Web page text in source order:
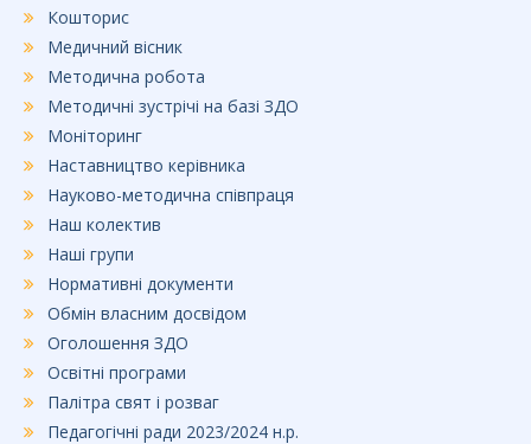
Кошторис
Медичний вісник
Методична робота
Методичні зустрічі на базі ЗДО
Моніторинг
Наставництво керівника
Науково-методична співпраця
Наш колектив
Наші групи
Нормативні документи
Обмін власним досвідом
Оголошення ЗДО
Освітні програми
Палітра свят і розваг
Педагогічні ради 2023/2024 н.р.